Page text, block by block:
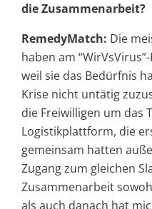
die Zusammenarbeit?
RemedyMatch: Die
haben am
weil sie das Bedürfnis
Krise nicht untätig
die Freiwilligen um das
Logistikplattform, die
gemeinsam hatten
Zugang zum gleichen
Zusammenarbeit
als auch danach hat